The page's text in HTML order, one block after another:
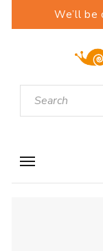
We’ll be